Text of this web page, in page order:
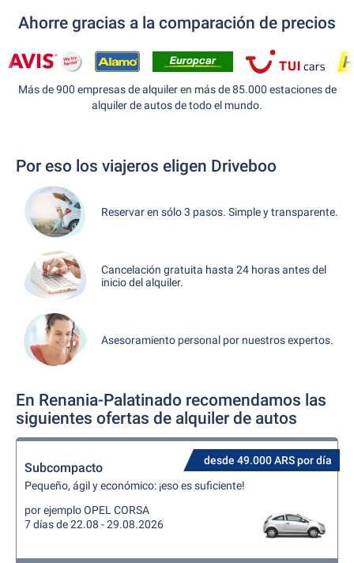
Ahorre gracias a la comparación de precios
Más de 900 empresas de alquiler en más de 85.000 estaciones de
alquiler de autos de todo el mundo.
Por eso los viajeros eligen Driveboo
Reservar en sólo 3 pasos. Simple y transparente.
Cancelación gratuita hasta 24 horas antes del
inicio del alquiler.
Asesoramiento personal por nuestros expertos.
En Renania-Palatinado recomendamos las
siguientes ofertas de alquiler de autos
desde 49.000 ARS por día
Subcompacto
Pequeño, ágil y económico: ¡eso es suficiente!
por ejemplo OPEL CORSA
7 días de 22.08 - 29.08.2026